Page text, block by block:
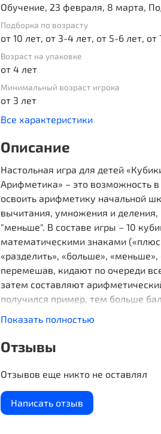
Обучение, 23 февраля, 8 марта,
Подборка по возрасту
от 10 лет, от 3-4 лет, от 5-6 лет, от
Возраст на упаковке
от 4 лет
Минимальный возраст игрока
от 3 лет
Все характеристики
Описание
Настольная игра для детей
Арифметика» – это возможность
освоить арифметику начальной
вычитания, умножения и деления,
"меньше". В составе игры – 10
математическими знаками
«разделить», «больше»,
перемешав, кидают по очереди
затем составляют
получился пример, тем больше
Показать полностью
Отзывы
Отзывов еще никто не оставлял
Написать отзыв